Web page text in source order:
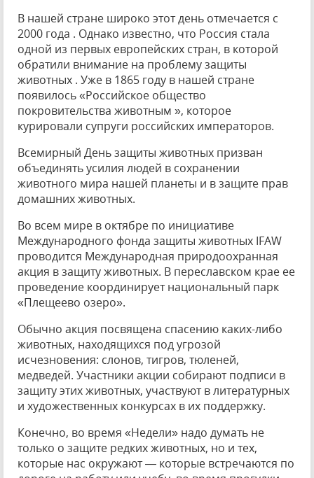
В нашей стране широко этот день отмечается с
2000 года . Однако известно, что Россия стала
одной из первых европейских стран, в которой
обратили внимание на проблему защиты
животных . Уже в 1865 году в нашей стране
появилось «Российское общество
покровительства животным », которое
курировали супруги российских императоров.
Всемирный День защиты животных призван
объединять усилия людей в сохранении
животного мира нашей планеты и в защите прав
домашних животных.
Во всем мире в октябре по инициативе
Международного фонда защиты животных IFAW
проводится Международная природоохранная
акция в защиту животных. В переславском крае ее
проведение координирует национальный парк
«Плещеево озеро».
Обычно акция посвящена спасению каких-либо
животных, находящихся под угрозой
исчезновения: слонов, тигров, тюленей,
медведей. Участники акции собирают подписи в
защиту этих животных, участвуют в литературных
и художественных конкурсах в их поддержку.
Конечно, во время «Недели» надо думать не
только о защите редких животных, но и тех,
которые нас окружают — которые встречаются по